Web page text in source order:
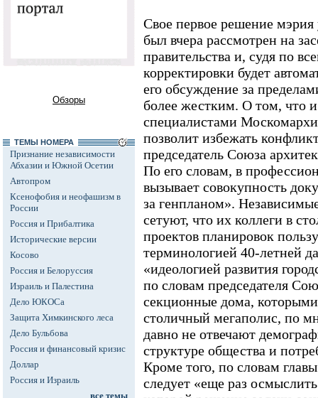
Обзоры
ТЕМЫ НОМЕРА
Признание независимости
Абхазии и Южной Осетии
Автопром
Ксенофобия и неофашизм в
России
Россия и Прибалтика
Исторические версии
Косово
Россия и Белоруссия
Израиль и Палестина
Дело ЮКОСа
Защита Химкинского леса
Дело Бульбова
Россия и финансовый кризис
Доллар
Россия и Израиль
все темы
Свое первое решение
был вчера рассмотрен на
правительства и, судя по
корректировки будет
его обсуждение за
более жестким. О том, что
специалистами
позволит избежать
председатель Союза
По его словам, в
вызывает совокупность
за генпланом».
сетуют, что их коллеги в
проектов планировок
терминологией 40-летней
«идеологией развития
по словам председателя
секционные дома,
столичный мегаполис, по
давно не отвечают
структуре общества и
Кроме того, по словам
следует «еще раз